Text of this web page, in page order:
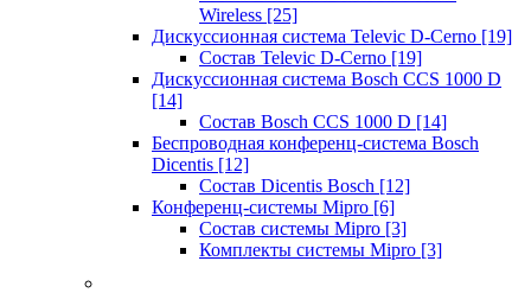
Wireless [25]
Дискуссионная система Televic D-Cerno [19]
Состав Televic D-Cerno [19]
Дискуссионная система Bosch CCS 1000 D
[14]
Состав Bosch CCS 1000 D [14]
Беспроводная конференц-система Bosch
Dicentis [12]
Состав Dicentis Bosch [12]
Конференц-системы Mipro [6]
Состав системы Mipro [3]
Комплекты системы Mipro [3]